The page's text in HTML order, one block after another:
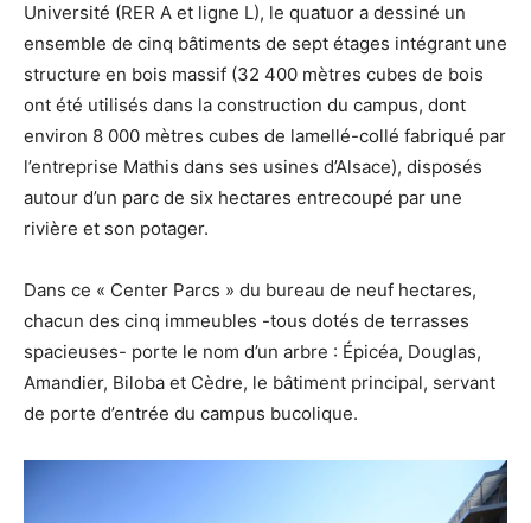
Université (RER A et ligne L), le quatuor a dessiné un
ensemble de cinq bâtiments de sept étages intégrant une
structure en bois massif (32 400 mètres cubes de bois
ont été utilisés dans la construction du campus, dont
environ 8 000 mètres cubes de lamellé-collé fabriqué par
l’entreprise Mathis dans ses usines d’Alsace), disposés
autour d’un parc de six hectares entrecoupé par une
rivière et son potager.
Dans ce « Center Parcs » du bureau de neuf hectares,
chacun des cinq immeubles -tous dotés de terrasses
spacieuses- porte le nom d’un arbre : Épicéa, Douglas,
Amandier, Biloba et Cèdre, le bâtiment principal, servant
de porte d’entrée du campus bucolique.